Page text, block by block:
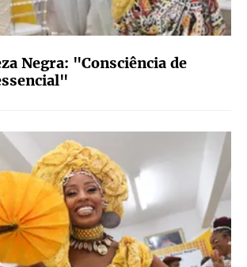
Negra: "Consciência de